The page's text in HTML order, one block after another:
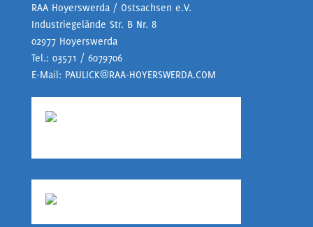
RAA Hoyerswerda / Ostsachsen e.V.
Industriegelände Str. B Nr. 8
02977 Hoyerswerda
Tel.: 03571 / 6079706
E-Mail: PAULICK@RAA-HOYERSWERDA.COM